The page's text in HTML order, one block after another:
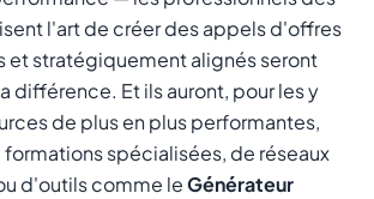
l'art de créer des appels d'offres
et stratégiquement alignés seront
différence. Et ils auront, pour les y
de plus en plus performantes,
spécialisées, de réseaux
d'outils comme leGénérateur